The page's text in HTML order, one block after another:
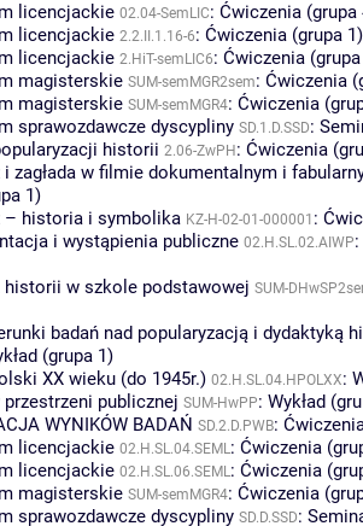
licencjackie 02.04-SemLIC: Ćwiczenia (grupa
licencjackie 2.2.II.1.16-6: Ćwiczenia (grupa 1)
licencjackie 2.HiT-semLIC6: Ćwiczenia
magisterskie SUM-semMGR2sem: Ćwiczenia
magisterskie SUM-semMGR4: Ćwiczenia
sprawozdawcze dyscypliny SD.1.D.SSD:
historii 2.06-ZwPH : Ćwiczenia
zagłada w filmie dokumentalnym i
1)
– historia i symbolika KZ-H-02-01-000001 :
i wystąpienia publiczne 02.H.SL.02.AIWP:
historii w szkole podstawowej SUM-
badań nad popularyzacją i dydaktyką
(grupa 1)
XX wieku (do 1945r.) 02.H.SL.04.HPOLXX:
publicznej SUM-HwPP: Wykład
WYNIKÓW BADAŃ SD.2.D.PWB:
licencjackie 02.H.SL.04.SEML: Ćwiczenia
licencjackie 02.H.SL.06.SEML: Ćwiczenia
magisterskie SUM-semMGR4: Ćwiczenia
sprawozdawcze dyscypliny SD.D.SSD: